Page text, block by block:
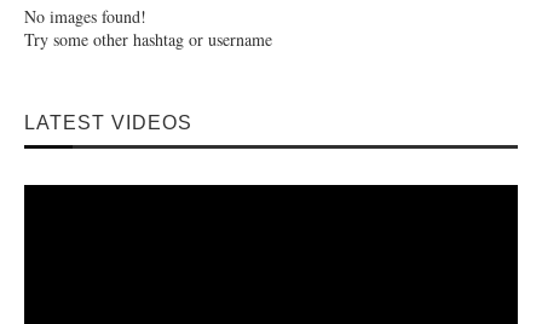
No images found!
Try some other hashtag or username
LATEST VIDEOS